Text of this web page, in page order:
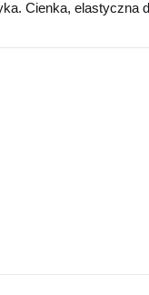
Cienka, elastyczna